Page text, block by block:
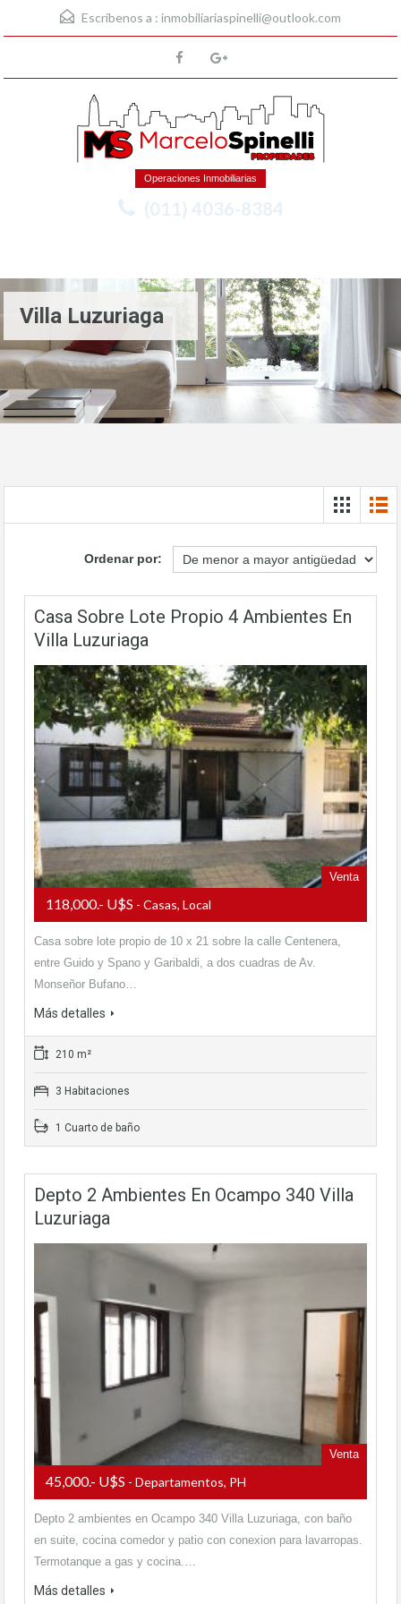
Escríbenos a : inmobiliariaspinelli@outlook.com
Operaciones Inmobiliarias
(011) 4036-8384
Villa Luzuriaga
Ordenar por:
Casa Sobre Lote Propio 4 Ambientes En
Villa Luzuriaga
Venta
118,000.- U$S - Casas, Local
Casa sobre lote propio de 10 x 21 sobre la calle Centenera,
entre Guido y Spano y Garibaldi, a dos cuadras de Av.
Monseñor Bufano…
Más detalles
210 m²
3 Habitaciones
1 Cuarto de baño
Depto 2 Ambientes En Ocampo 340 Villa
Luzuriaga
Venta
45,000.- U$S - Departamentos, PH
Depto 2 ambientes en Ocampo 340 Villa Luzuriaga, con baño
en suite, cocina comedor y patio con conexion para lavarropas.
Termotanque a gas y cocina.…
Más detalles